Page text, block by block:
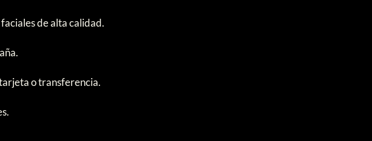
de alta calidad.
o transferencia.